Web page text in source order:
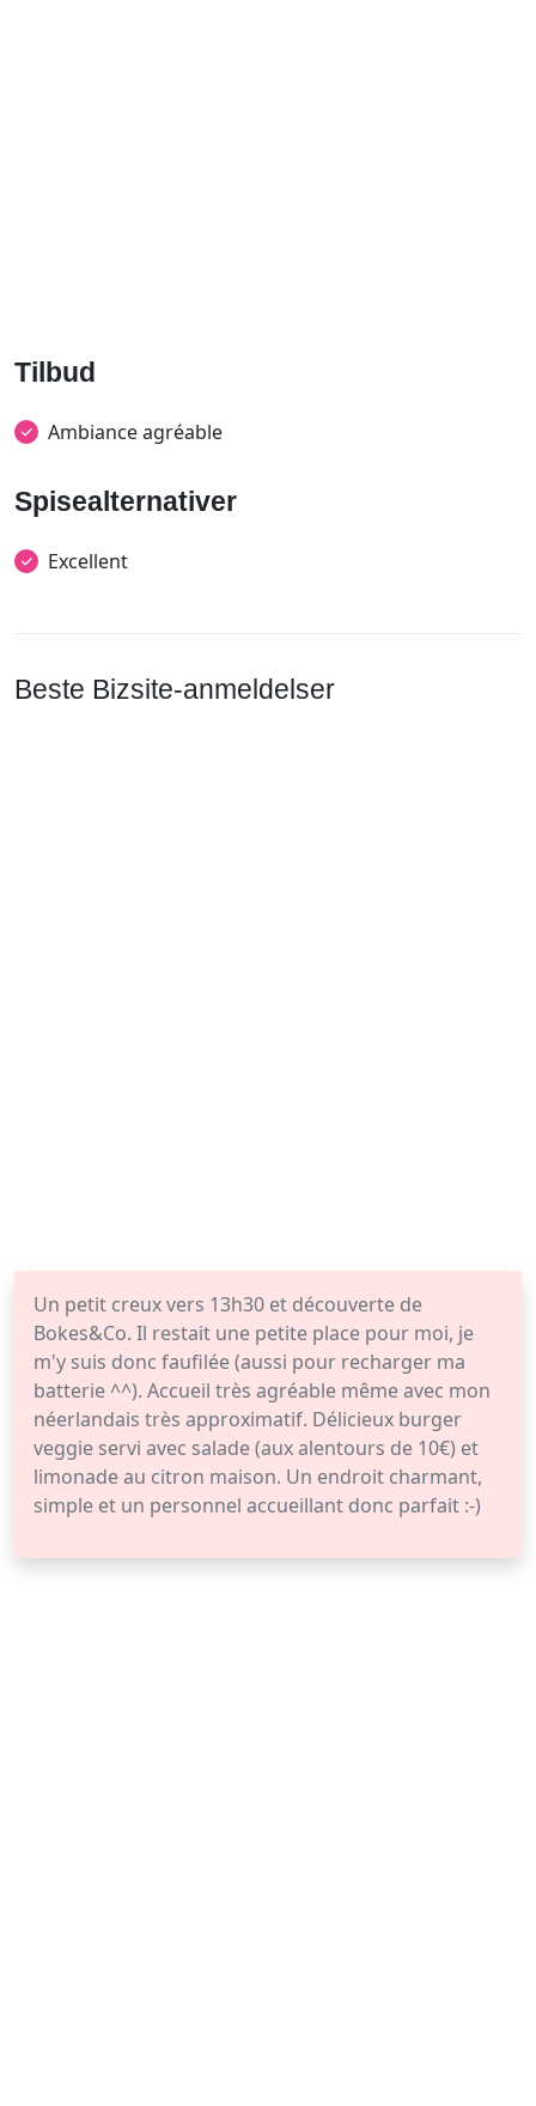
Tilbud
Ambiance agréable
Spisealternativer
Excellent
Beste Bizsite-anmeldelser
Un petit creux vers 13h30 et découverte de
Bokes&Co. Il restait une petite place pour moi, je
m'y suis donc faufilée (aussi pour recharger ma
batterie ^^). Accueil très agréable même avec mon
néerlandais très approximatif. Délicieux burger
veggie servi avec salade (aux alentours de 10€) et
limonade au citron maison. Un endroit charmant,
simple et un personnel accueillant donc parfait :-)